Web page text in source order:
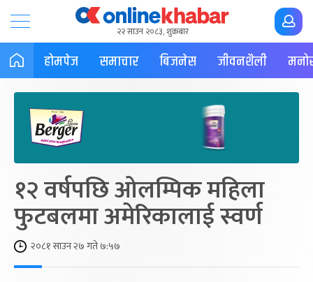
२२ साउन २०८३, शुक्रबार
होमपेज समाचार बिजनेस जीवनशैली
१२ वर्षपछि ओलम्पिक महिला
फुटबलमा अमेरिकालाई स्वर्ण
२०८१ साउन २७ गते ७:५७